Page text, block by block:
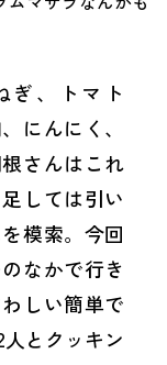
ぎ、トマト
にんにく、
さんはこれ
しては引い
模索。今回
なかで行き
しい簡単で
とクッキン